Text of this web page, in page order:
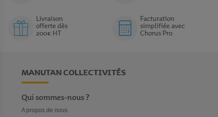
Livraison
offerte dès
200€ HT
Facturation
simplifiée avec
Chorus Pro
MANUTAN COLLECTIVITÉS
Qui sommes-nous ?
A propos de nous